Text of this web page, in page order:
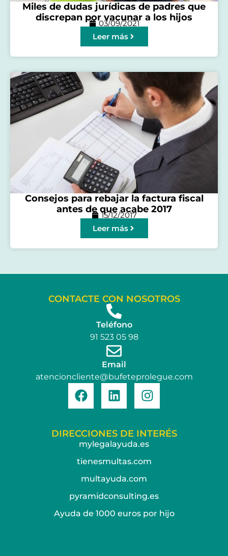
Miles de dudas jurídicas de padres que
discrepan por vacunar a los hijos
03/09/2021
Leer más
Consejos para rebajar la factura fiscal
antes de que acabe 2017
15/12/2017
Leer más
CONTACTE CON NOSOTROS
Teléfono
91 523 05 98
Email
atencioncliente@bufeteprolegue.com
DIRECCIONES DE INTERÉS
mylegalayuda.es
tienesmultas.com
multayuda.com
pyramidconsulting.es
Ayuda de 1000 euros por hijo